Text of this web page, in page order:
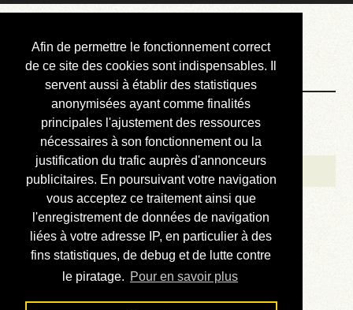
Afin de permettre le fonctionnement correct
de ce site des cookies sont indispensables. Il
servent aussi à établir des statistiques
anonymisées ayant comme finalités
principales l'ajustement des ressources
nécessaires à son fonctionnement ou la
justification du trafic auprès d'annonceurs
publicitaires. En poursuivant votre navigation
vous acceptez ce traitement ainsi que
l'enregistrement de données de navigation
liées à votre adresse IP, en particulier à des
fins statistiques, de debug et de lutte contre
le piratage. Pour en savoir plus
Courbis, « LE »
Blog Officiel
Bienvenue
Réalisations
Divers (et d’été)
Annonces
Liens externes
Téléchargement
Contact